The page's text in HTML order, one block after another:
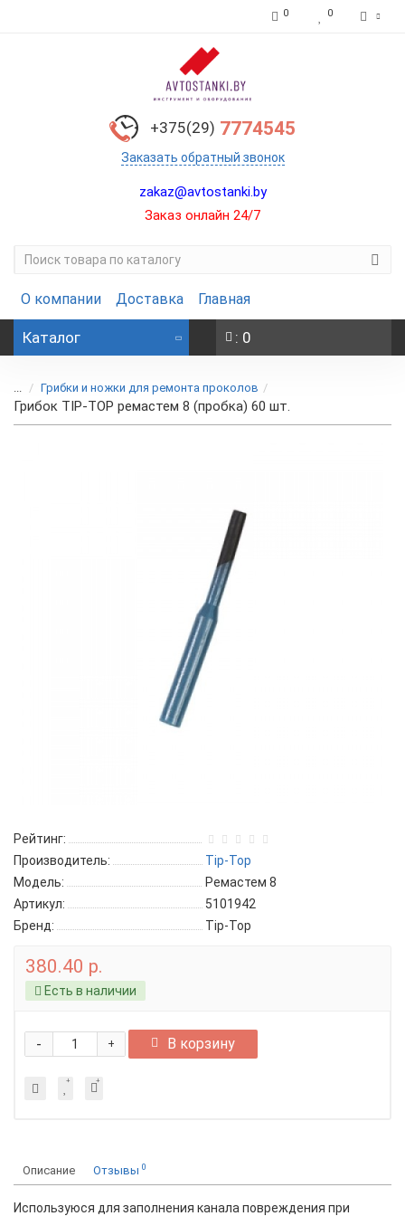
0 0
+375(29) 7774545
Заказать обратный звонок
zakaz@avtostanki.by
Заказ онлайн 24/7
О компании Доставка Главная
Каталог : 0
... Грибки и ножки для ремонта проколов
Грибок TIP-TOP ремастем 8 (пробка) 60 шт.
Рейтинг:
Производитель:
Tip-Top
Модель:
Ремастем 8
Артикул:
5101942
Бренд:
Tip-Top
380.40 р.
Есть в наличии
+
- В корзину
Описание Отзывы 0
Используюся для заполнения канала повреждения при